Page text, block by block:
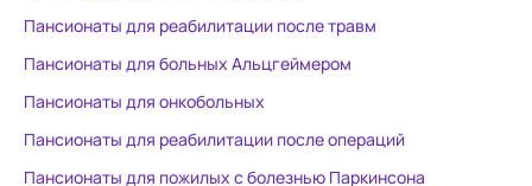
Пансионаты для реабилитации после травм
Пансионаты для больных Альцгеймером
Пансионаты для онкобольных
Пансионаты для реабилитации после операций
Пансионаты для пожилых с болезнью Паркинсона